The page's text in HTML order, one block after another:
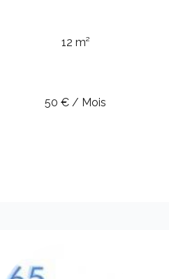
12 m²
50 € / Mois